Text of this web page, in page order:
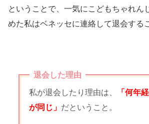
ということで、一気にこどもちゃれん
めた私はベネッセに連絡して退会する
退会した理由
私が退会したり理由は、
「何年
が同じ」 だということ。